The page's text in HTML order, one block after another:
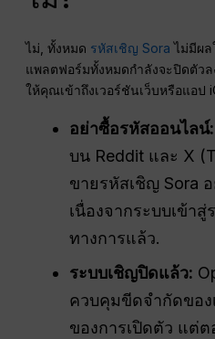
ไม่, ทั้งหมด รหัสเชิญ Sora ไม่มีผล
แพลตฟอร์มทั้งหมดกำลังจะปิดตัว
ให้คุณเข้าถึงเวอร์ชันเว็บหรือแอป
อย่าซื้อรหัสออนไลน์:
บน Reddit และ X
ขายรหัสเชิญ Sora
เนื่องจากระบบเข้า
ทางการแล้ว.
ระบบเชิญปิดแล้ว:
ควบคุมขีดจำกัดของ
ของการเปิดตัว แต่